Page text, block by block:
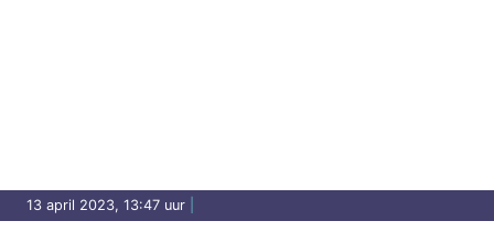
13 april 2023, 13:47 uur